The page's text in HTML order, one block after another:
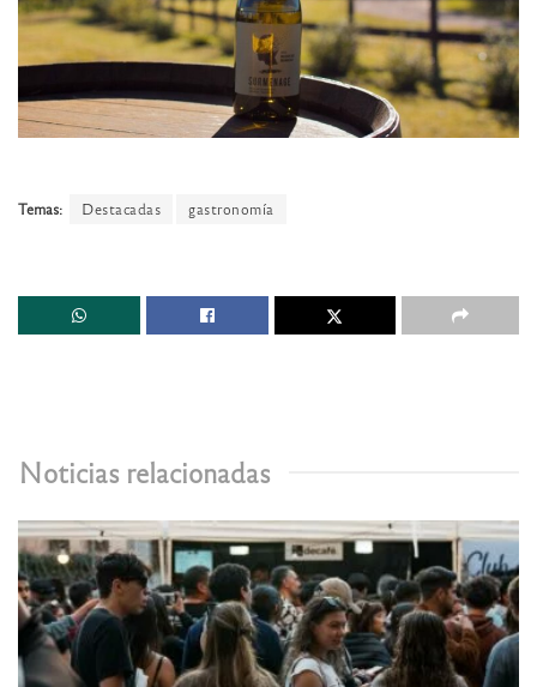
Temas: Destacadas gastronomía
Noticias relacionadas